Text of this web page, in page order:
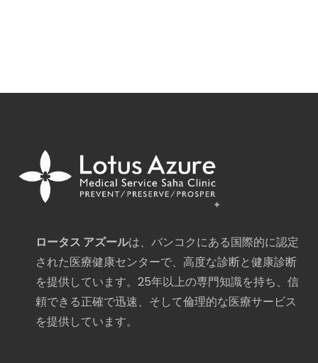
ロータス アズールは、バンコクにある国際的に認定
された医療健康センターで、高度な診断と健康診断
を提供しています。25年以上の専門知識を持ち、信
頼できる正確で迅速、そして倫理的な医療サービス
を提供しています。